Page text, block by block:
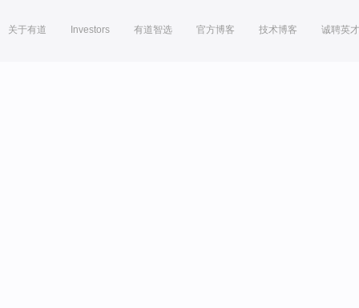
关于有道 Investors 有道智选 官方博客 技术博客 诚聘英才